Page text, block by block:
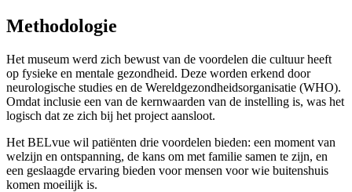
Methodologie
Het museum werd zich bewust van de voordelen die cultuur heeft
op fysieke en mentale gezondheid. Deze worden erkend door
neurologische studies en de Wereldgezondheidsorganisatie (WHO).
Omdat inclusie een van de kernwaarden van de instelling is, was het
logisch dat ze zich bij het project aansloot.
Het BELvue wil patiënten drie voordelen bieden: een moment van
welzijn en ontspanning, de kans om met familie samen te zijn, en
een geslaagde ervaring bieden voor mensen voor wie buitenshuis
komen moeilijk is.